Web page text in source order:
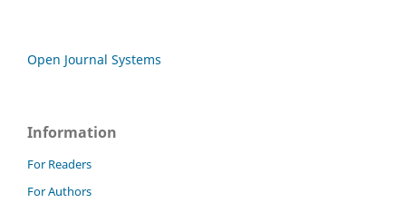
Open Journal Systems
Information
For Readers
For Authors